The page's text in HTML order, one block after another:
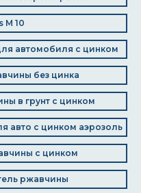
M 10
автомобиля с цинком
без цинка
в грунт с цинком
авто с цинком аэрозоль
с цинком
ржавчины